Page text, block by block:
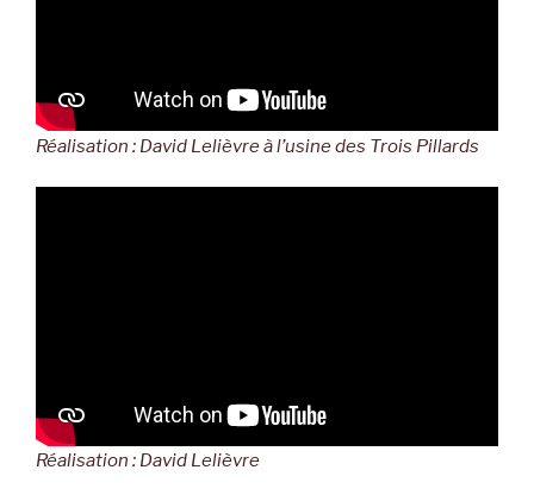
Réalisation : David Lelièvre à l’usine des Trois Pillards
Réalisation : David Lelièvre